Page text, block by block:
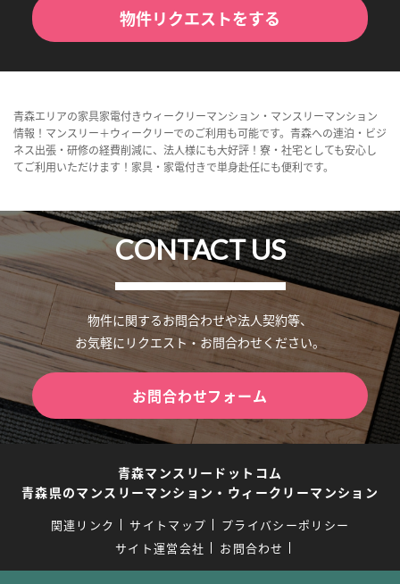
物件リクエストをする
青森エリアの家具家電付きウィークリーマンション・マンスリーマンション
情報！マンスリー＋ウィークリーでのご利用も可能です。青森への連泊・ビジ
ネス出張・研修の経費削減に、法人様にも大好評！寮・社宅としても安心し
てご利用いただけます！家具・家電付きで単身赴任にも便利です。
CONTACT US
物件に関するお問合わせや法人契約等、
お気軽にリクエスト・お問合わせください。
お問合わせフォーム
青森マンスリードットコム
青森県のマンスリーマンション・ウィークリーマンション
関連リンク サイトマップ
プライバシーポリシー
サイト運営会社
お問合わせ